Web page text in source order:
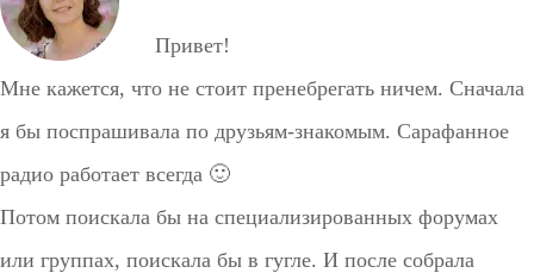
Привет!
Мне кажется, что не стоит пренебрегать ничем. Сначала
я бы поспрашивала по друзьям-знакомым. Сарафанное
радио работает всегда 🙂
Потом поискала бы на специализированных форумах
или группах, поискала бы в гугле. И после собрала